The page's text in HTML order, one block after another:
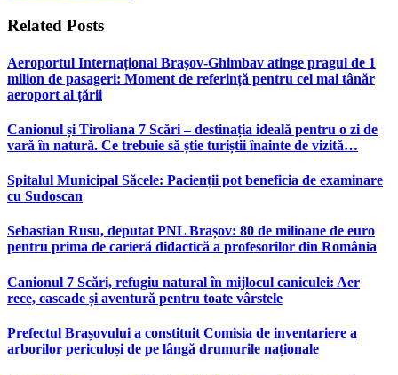
Related Posts
Aeroportul Internațional Brașov‑Ghimbav atinge pragul de 1
milion de pasageri: Moment de referință pentru cel mai tânăr
aeroport al țării
Canionul și Tiroliana 7 Scări – destinația ideală pentru o zi de
vară în natură. Ce trebuie să știe turiștii înainte de vizită…
Spitalul Municipal Săcele: Pacienții pot beneficia de examinare
cu Sudoscan
Sebastian Rusu, deputat PNL Brașov: 80 de milioane de euro
pentru prima de carieră didactică a profesorilor din România
Canionul 7 Scări, refugiu natural în mijlocul caniculei: Aer
rece, cascade și aventură pentru toate vârstele
Prefectul Brașovului a constituit Comisia de inventariere a
arborilor periculoși de pe lângă drumurile naționale